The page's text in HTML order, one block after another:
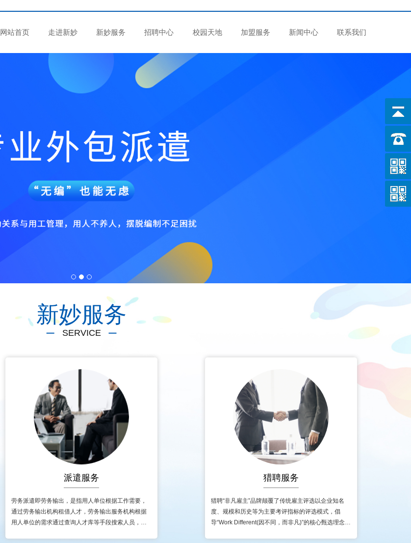
网站首页 走进新妙 新妙服务 招聘中心 校园天地 加盟服务 新闻中心 联系我们
1 2 3
新妙服务
SERVICE
派遣服务
劳务派遣即劳务输出，是指用人单位根据工作需要，
通过劳务输出机构租借人才，劳务输出服务机构根据
用人单位的需求通过查询人才库等手段搜索人员，经
猎聘服务
猎聘“非凡雇主”品牌颠覆了传统雇主评选以企业知名
度、规模和历史等为主要考评指标的评选模式，倡
导“Work Different(因不同，而非凡)”的核心甄选理念。